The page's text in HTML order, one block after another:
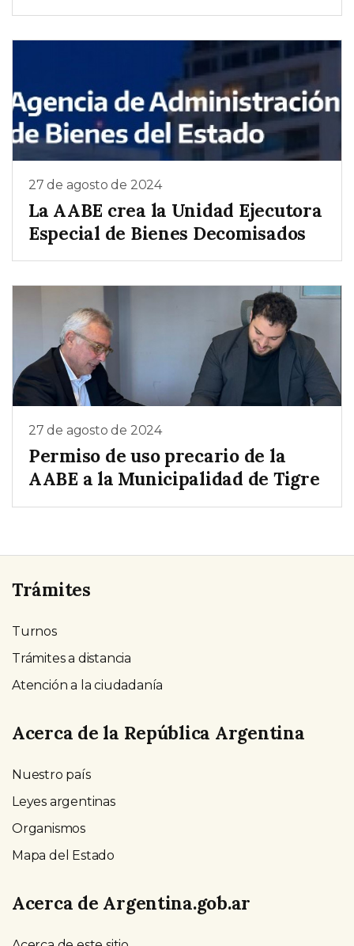
27 de agosto de 2024
La AABE crea la Unidad Ejecutora
Especial de Bienes Decomisados
27 de agosto de 2024
Permiso de uso precario de la
AABE a la Municipalidad de Tigre
Trámites
Turnos
Trámites a distancia
Atención a la ciudadanía
Acerca de la República Argentina
Nuestro país
Leyes argentinas
Organismos
Mapa del Estado
Acerca de Argentina.gob.ar